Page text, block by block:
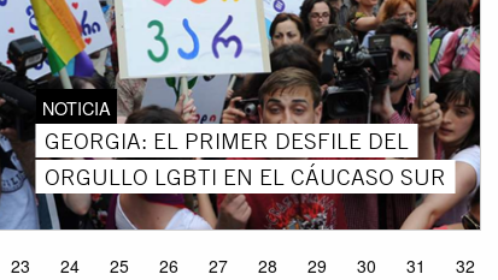
NOTICIA
GEORGIA: EL PRIMER DESFILE DEL
ORGULLO LGBTI EN EL CÁUCASO SUR
23 24 25 26 27 28 29 30 31
32